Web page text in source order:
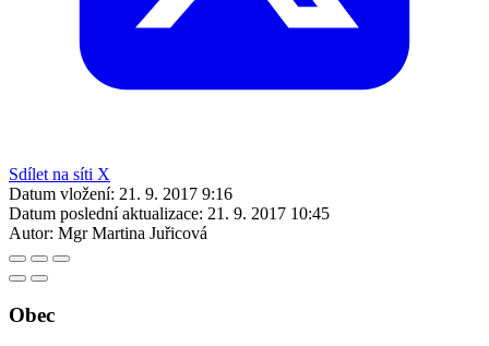
Sdílet na síti X
Datum vložení: 21. 9. 2017 9:16
Datum poslední aktualizace: 21. 9. 2017 10:45
Autor: Mgr Martina Juřicová
Obec